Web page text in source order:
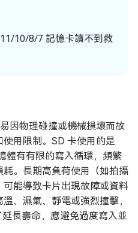
10/8/7 記憶卡讀不到救
因物理碰撞或機械損壞而故
用限制。SD 卡使用的是
體有有限的寫入循環，頻繁
。長期高負荷使用（如拍攝
能導致卡片出現故障或資料
、濕氣、靜電或強烈撞擊，
長壽命，應避免過度寫入並